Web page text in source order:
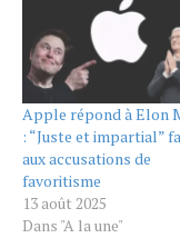
Apple répond à Elon
: “Juste et impartial”
aux accusations de
favoritisme
13 août 2025
Dans "A la une"